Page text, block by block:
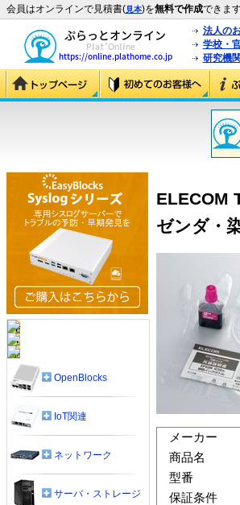
会員はオンラインで見積書(見本)を無料で作成できま
法人の
学校・
研究機
ELECOM
ゼンダ・
メーカー
商品名
型番
保証条件
OpenBlocks
IoT関連
ネットワーク
サーバ・ストレージ